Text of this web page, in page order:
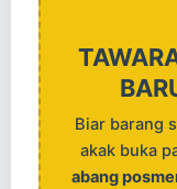
Biar barang
akak buka
abang